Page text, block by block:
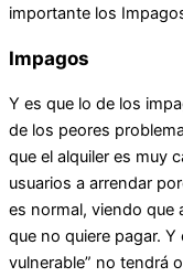
importante los
Impagos
Y es que lo de los
de los peores
que el alquiler es muy
usuarios a arrendar
es normal, viendo que
que no quiere pagar.
vulnerable” no tendrá